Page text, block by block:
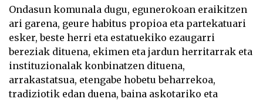
Ondasun komunala dugu, egunerokoan eraikitzen
ari garena, geure habitus propioa eta partekatuari
esker, beste herri eta estatuekiko ezaugarri
bereziak dituena, ekimen eta jardun herritarrak eta
instituzionalak konbinatzen dituena,
arrakastatsua, etengabe hobetu beharrekoa,
tradiziotik edan duena, baina askotariko eta